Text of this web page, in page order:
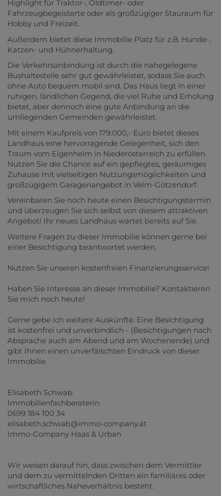
Highlight für Traktor-, Oldtimer- oder
Fahrzeugbegeisterte oder als großzügiger Stauraum für
Hobby und Freizeit.
Außerdem bietet diese Immobilie Platz für z.B. Hunde-,
Katzen- und Hühnerhaltung.
Die Verkehrsanbindung ist durch die nahegelegene
Bushaltestelle sehr gut gewährleistet, sodass Sie auch
ohne Auto bequem mobil sind. Das Haus liegt in einer
ruhigen, ländlichen Gegend, die viel Ruhe und Erholung
bietet, aber dennoch eine gute Anbindung an die
umliegenden Gemeinden gewährleistet.
Mit einem Kaufpreis von 179.000,- Euro bietet dieses
Landhaus eine hervorragende Gelegenheit, sich den
Traum vom Eigenheim in Niederösterreich zu erfüllen.
Nutzen Sie die Chance auf ein gepflegtes, geräumiges
Zuhause mit vielseitigen Nutzungsmöglichkeiten und
großzügigem Garagenangebot in Velm-Götzendorf.
Vereinbaren Sie noch heute einen Besichtigungstermin
und überzeugen Sie sich selbst von diesem attraktiven
Angebot! Ihr neues Landhaus wartet bereits auf Sie.
Weitere Fragen zu dieser Immobilie können gerne bei
einer Besichtigung beantwortet werden.
Nutzen Sie unseren kostenfreien Finanzierungsservice!
Haben Sie Interesse an dieser Immobilie? Kontaktieren
Sie mich noch heute!
Gerne gebe ich weitere Auskünfte. Eine Besichtigung
ist kostenfrei und unverbindlich - (Besichtigungen nach
Absprache auch am Abend und am Wochenende) und
gibt Ihnen einen unverfälschten Eindruck von dieser
Immobilie.
Elisabeth Schwab
Immobilienfachberaterin
0699 184 100 34
elisabeth.schwab@immo-company.at
Immo-Company Haas & Urban
Wir weisen darauf hin, dass zwischen dem Vermittler
und dem zu vermittelnden Dritten ein familiäres oder
wirtschaftliches Naheverhältnis besteht.